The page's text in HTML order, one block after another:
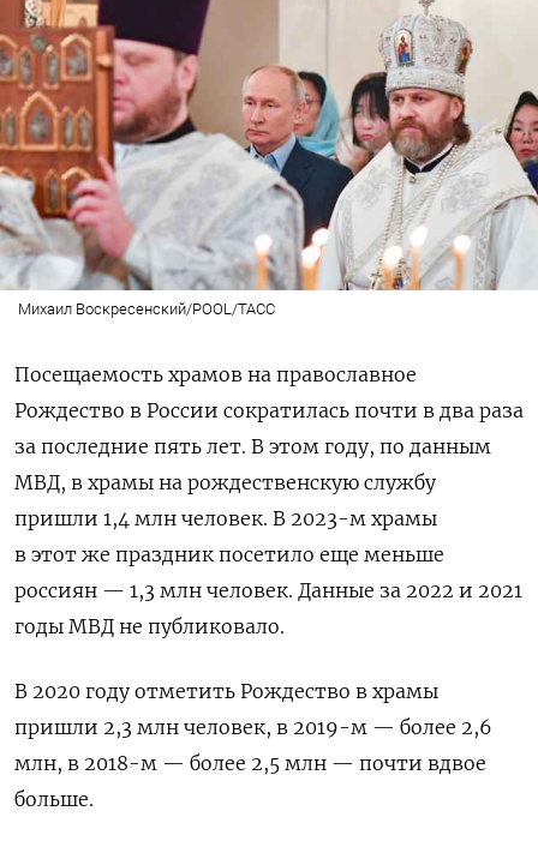
Михаил Воскресенский/POOL/ТАСС
Посещаемость храмов на православное
Рождество в России сократилась почти в два раза
за последние пять лет. В этом году, по данным
МВД, в храмы на рождественскую службу
пришли 1,4 млн человек. В 2023-м храмы
в этот же праздник посетило еще меньше
россиян — 1,3 млн человек. Данные за 2022 и 2021
годы МВД не публиковало.
В 2020 году отметить Рождество в храмы
пришли 2,3 млн человек, в 2019-м — более 2,6
млн, в 2018-м — более 2,5 млн — почти вдвое
больше.